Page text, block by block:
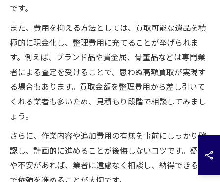
です。
また、費用を抑える方法としては、買取可能な遺品を積
極的に現金化し、整理費用に充てることが挙げられま
す。例えば、ブランド品や貴金属、骨董品などは専門業
者による査定を受けることで、思わぬ高額買取が実現す
る場合もあります。買取金額を整理費用から差し引いて
くれる業者も多いため、見積もり段階で相談してみまし
ょう。
さらに、作業内容や追加費用の有無を事前にしっかり確
認し、計画的に進めることが後悔しないコツです。疑問
や不安があれば、業者に遠慮なく相談し、納得できる形
で依頼を進めることが大切です。